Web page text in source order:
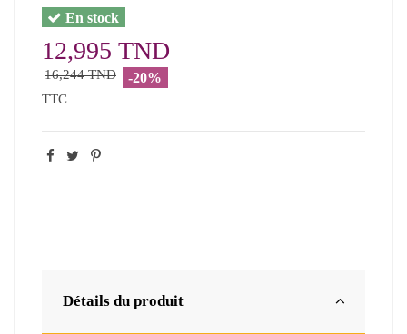
En stock
12,995 TND
16,244 TND -20%
TTC
Détails du produit